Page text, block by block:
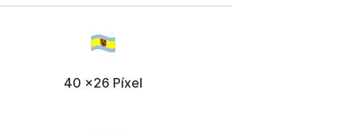
40 x26 Píxel